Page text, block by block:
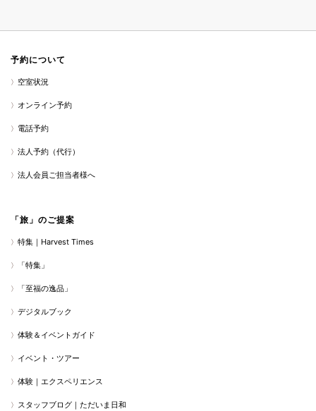
予約について
空室状況
オンライン予約
電話予約
法人予約（代行）
法人会員ご担当者様へ
「旅」のご提案
特集｜Harvest Times
「特集」
「至福の逸品」
デジタルブック
体験＆イベントガイド
イベント・ツアー
体験｜エクスペリエンス
スタッフブログ｜ただいま日和